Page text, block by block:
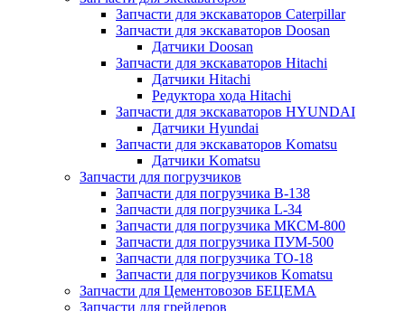
Запчасти для экскаваторов Caterpillar
Запчасти для экскаваторов Doosan
Датчики Doosan
Запчасти для экскаваторов Hitachi
Датчики Hitachi
Редуктора хода Hitachi
Запчасти для экскаваторов HYUNDAI
Датчики Hyundai
Запчасти для экскаваторов Komatsu
Датчики Komatsu
Запчасти для погрузчиков
Запчасти для погрузчика B-138
Запчасти для погрузчика L-34
Запчасти для погрузчика МКСМ-800
Запчасти для погрузчика ПУМ-500
Запчасти для погрузчика ТО-18
Запчасти для погрузчиков Komatsu
Запчасти для Цементовозов БЕЦЕМА
Запчасти для грейдеров